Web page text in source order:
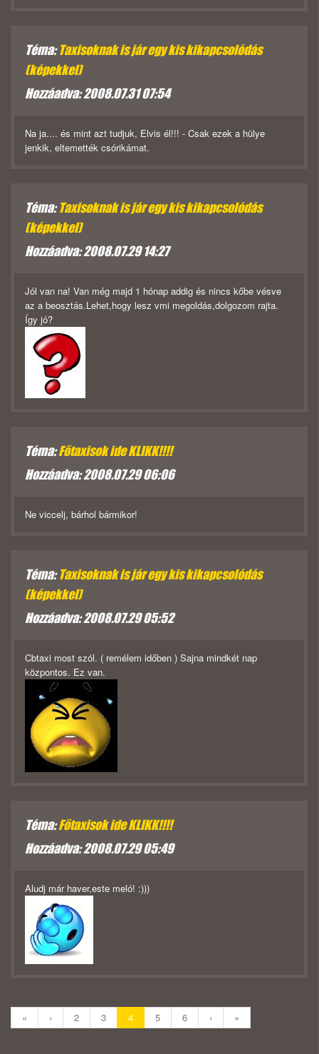
Téma:Taxisoknak is jár egy kis kikapcsolódás
(képekkel)
Hozzáadva: 2008.07.31 07:54
Na ja.... és mint azt tudjuk, Elvis él!!! - Csak ezek a hülye
jenkik, eltemették csórikámat.
Téma:Taxisoknak is jár egy kis kikapcsolódás
(képekkel)
Hozzáadva: 2008.07.29 14:27
Jól van na! Van még majd 1 hónap addig és nincs kőbe vésve
az a beosztás.Lehet,hogy lesz vmi megoldás,dolgozom rajta.
Így jó?
Téma:Főtaxisok ide KLIKK!!!!
Hozzáadva: 2008.07.29 06:06
Ne viccelj, bárhol bármikor!
Téma:Taxisoknak is jár egy kis kikapcsolódás
(képekkel)
Hozzáadva: 2008.07.29 05:52
Cbtaxi most szól. ( remélem időben ) Sajna mindkét nap
központos. Ez van.
Téma:Főtaxisok ide KLIKK!!!!
Hozzáadva: 2008.07.29 05:49
Aludj már haver,este meló! :)))
« ‹ 2 3 4 5 6 › »